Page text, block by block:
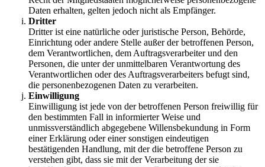
Daten erhalten, gelten jedoch nicht als Empfänger.
Dritter
Dritter ist eine natürliche oder juristische Person, Behörde,
Einrichtung oder andere Stelle außer der betroffenen Person,
dem Verantwortlichen, dem Auftragsverarbeiter und den
Personen, die unter der unmittelbaren Verantwortung des
Verantwortlichen oder des Auftragsverarbeiters befugt sind,
die personenbezogenen Daten zu verarbeiten.
Einwilligung
Einwilligung ist jede von der betroffenen Person freiwillig für
den bestimmten Fall in informierter Weise und
unmissverständlich abgegebene Willensbekundung in Form
einer Erklärung oder einer sonstigen eindeutigen
bestätigenden Handlung, mit der die betroffene Person zu
verstehen gibt, dass sie mit der Verarbeitung der sie